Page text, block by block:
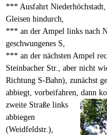
*** Ausfahrt Niederhöchstadt,
Gleisen hindurch,
*** an der Ampel links nach
geschwungenes S,
*** an der nächsten Ampel
Steinbacher Str., aber nicht
Richtung S-Bahn), zunächst
abbiegt, vorbeifahren, dann
zweite Straße links
abbiegen
(Weidfeldstr.),